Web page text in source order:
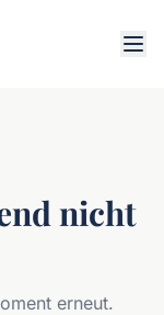
nicht
erneut.